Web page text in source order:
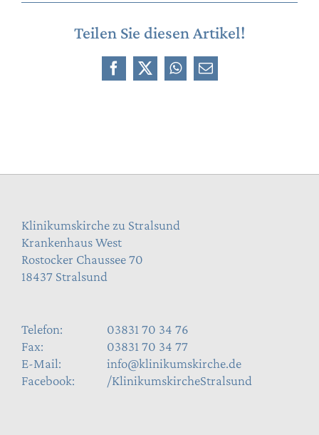
Teilen Sie diesen Artikel!
Facebook
X WhatsApp
E-
Klinikumskirche zu Stralsund
Krankenhaus West
Rostocker Chaussee 70
18437 Stralsund
Telefon:
03831 70 34 76
Fax:
03831 70 34 77
E-Mail:
info@klinikumskirche.de
Facebook:
/KlinikumskircheStralsund